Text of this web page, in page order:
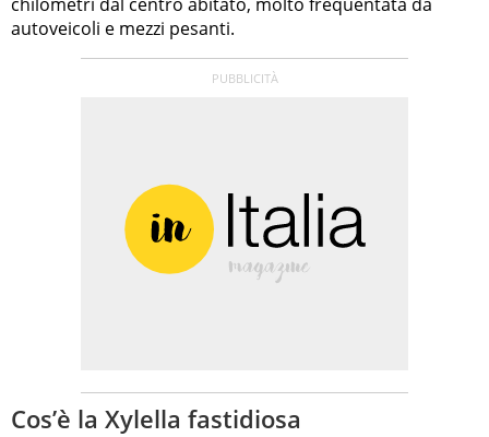
autoveicoli e mezzi pesanti.
Cos’è la Xylella fastidiosa